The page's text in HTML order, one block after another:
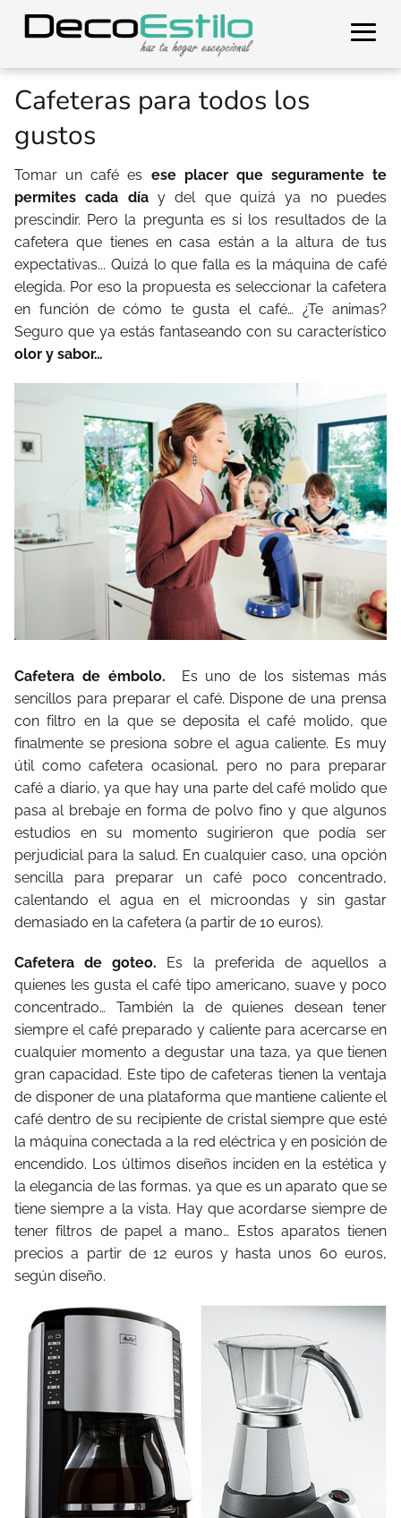
Cafeteras para todos los
gustos
Tomar un café es ese placer que seguramente te
permites cada día y del que quizá ya no puedes
prescindir. Pero la pregunta es si los resultados de la
cafetera que tienes en casa están a la altura de tus
expectativas... Quizá lo que falla es la máquina de café
elegida. Por eso la propuesta es seleccionar la cafetera
en función de cómo te gusta el café… ¿Te animas?
Seguro que ya estás fantaseando con su característico
olor y sabor…
Cafetera de émbolo. Es uno de los sistemas más
sencillos para preparar el café. Dispone de una prensa
con filtro en la que se deposita el café molido, que
finalmente se presiona sobre el agua caliente. Es muy
útil como cafetera ocasional, pero no para preparar
café a diario, ya que hay una parte del café molido que
pasa al brebaje en forma de polvo fino y que algunos
estudios en su momento sugirieron que podía ser
perjudicial para la salud. En cualquier caso, una opción
sencilla para preparar un café poco concentrado,
calentando el agua en el microondas y sin gastar
demasiado en la cafetera (a partir de 10 euros).
Cafetera de goteo. Es la preferida de aquellos a
quienes les gusta el café tipo americano, suave y poco
concentrado… También la de quienes desean tener
siempre el café preparado y caliente para acercarse en
cualquier momento a degustar una taza, ya que tienen
gran capacidad. Este tipo de cafeteras tienen la ventaja
de disponer de una plataforma que mantiene caliente el
café dentro de su recipiente de cristal siempre que esté
la máquina conectada a la red eléctrica y en posición de
encendido. Los últimos diseños inciden en la estética y
la elegancia de las formas, ya que es un aparato que se
tiene siempre a la vista. Hay que acordarse siempre de
tener filtros de papel a mano… Estos aparatos tienen
precios a partir de 12 euros y hasta unos 60 euros,
según diseño.